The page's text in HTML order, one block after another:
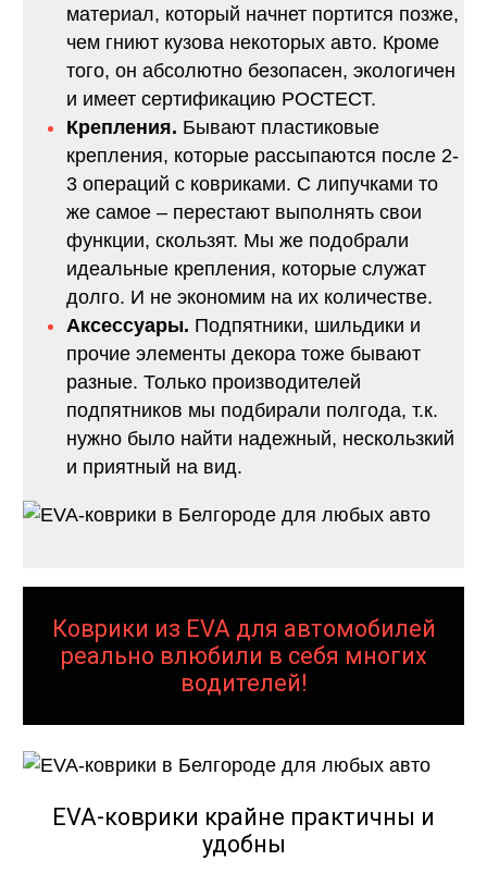
материал, который начнет портится позже,
чем гниют кузова некоторых авто. Кроме
того, он абсолютно безопасен, экологичен
и имеет сертификацию РОСТЕСТ.
Крепления. Бывают пластиковые
крепления, которые рассыпаются после 2-
3 операций с ковриками. С липучками то
же самое – перестают выполнять свои
функции, скользят. Мы же подобрали
идеальные крепления, которые служат
долго. И не экономим на их количестве.
Аксессуары. Подпятники, шильдики и
прочие элементы декора тоже бывают
разные. Только производителей
подпятников мы подбирали полгода, т.к.
нужно было найти надежный, нескользкий
и приятный на вид.
Коврики из EVA для автомобилей
реально влюбили в себя многих
водителей!
EVA-коврики крайне практичны и
удобны